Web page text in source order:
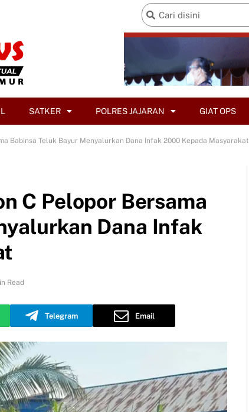
SATKER POLRES JAJARAN GIAT OPS
Babinsa Teluk Bayur Menyalurkan Dana Infak 2000 Kepada Masyarakat
C Pelopor Bersama
Dana Infak
Read
Telegram Email